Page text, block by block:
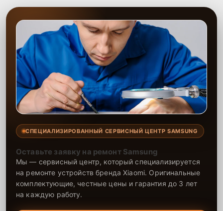
СПЕЦИАЛИЗИРОВАННЫЙ СЕРВИСНЫЙ ЦЕНТР SAMSUNG
Оставьте заявку на ремонт Samsung
Мы — сервисный центр, который специализируется
на ремонте устройств бренда Xiaomi. Оригинальные
комплектующие, честные цены и гарантия до 3 лет
на каждую работу.